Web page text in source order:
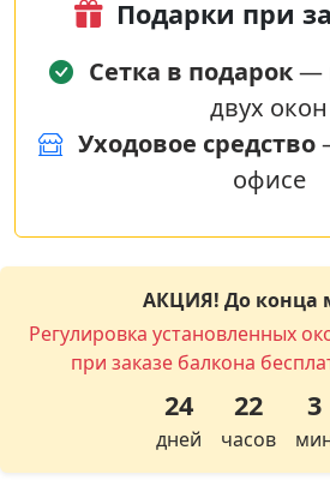
Подарки при
Сетка в подарок—
двух окон
Уходовое средство
офисе
АКЦИЯ! До конца
Регулировка установленных
при заказе балкона
24
дней
22
часов
3